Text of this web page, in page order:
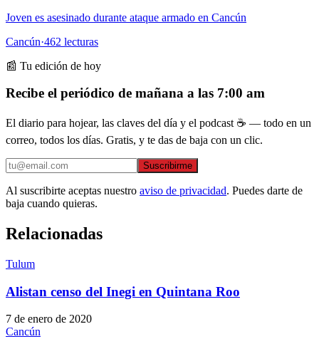
Joven es asesinado durante ataque armado en Cancún
Cancún·462 lecturas
📰 Tu edición de hoy
Recibe el periódico de mañana a las 7:00 am
El diario para hojear, las claves del día y el podcast ☕ — todo en un
correo, todos los días. Gratis, y te das de baja con un clic.
Suscribirme
Al suscribirte aceptas nuestro aviso de privacidad. Puedes darte de
baja cuando quieras.
Relacionadas
Tulum
Alistan censo del Inegi en Quintana Roo
7 de enero de 2020
Cancún